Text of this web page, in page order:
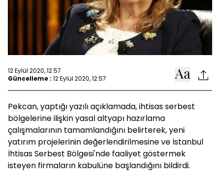
12 Eylül 2020, 12:57
Güncelleme : 12 Eylül 2020, 12:57
Pekcan, yaptığı yazılı açıklamada, ihtisas serbest
bölgelerine ilişkin yasal altyapı hazırlama
çalışmalarının tamamlandığını belirterek, yeni
yatırım projelerinin değerlendirilmesine ve İstanbul
İhtisas Serbest Bölgesi'nde faaliyet göstermek
isteyen firmaların kabulüne başlandığını bildirdi.